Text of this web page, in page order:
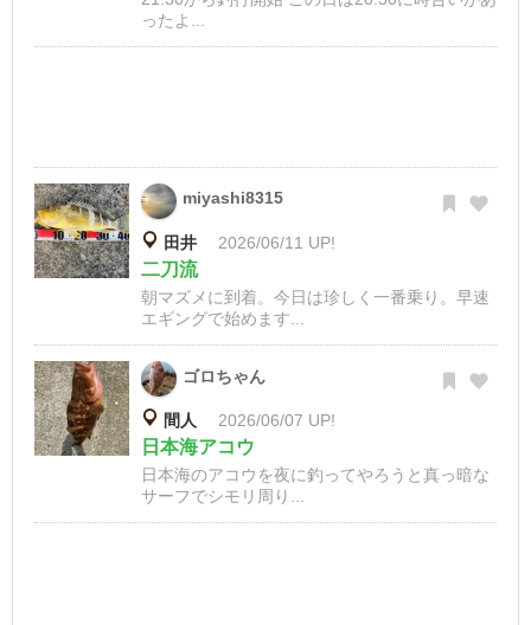
ったよ...
miyashi8315
田井 2026/06/11 UP!
二刀流
朝マズメに到着。今日は珍しく一番乗り。早速
エギングで始めます...
ゴロちゃん
間人 2026/06/07 UP!
日本海アコウ
日本海のアコウを夜に釣ってやろうと真っ暗な
サーフでシモリ周り...